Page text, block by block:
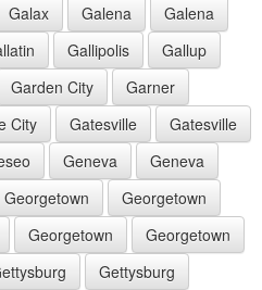
Galax Galena
Galena
Gallipolis
Gallup
Garden City
Garner
City Gatesville
Gatesville
Geneva
Geneva
Georgetown
Georgetown
Georgetown
Georgetown
Gettysburg